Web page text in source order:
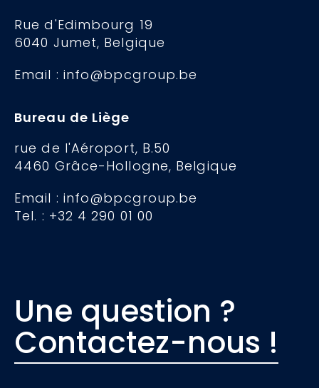
Rue d'Edimbourg 19
6040 Jumet, Belgique
Email : info@bpcgroup.be
Bureau de Liège
rue de l'Aéroport, B.50
4460 Grâce-Hollogne, Belgique
Email : info@bpcgroup.be
Tel. : +32 4 290 01 00
Une question ?
Contactez-nous !